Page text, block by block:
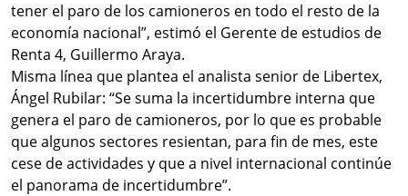
tener el paro de los camioneros en todo el resto de la
economía nacional”, estimó el Gerente de estudios de
Renta 4, Guillermo Araya.
Misma línea que plantea el analista senior de Libertex,
Ángel Rubilar: “Se suma la incertidumbre interna que
genera el paro de camioneros, por lo que es probable
que algunos sectores resientan, para fin de mes, este
cese de actividades y que a nivel internacional continúe
el panorama de incertidumbre”.